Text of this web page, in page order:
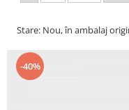
Stare: Nou, în ambalaj
-40%